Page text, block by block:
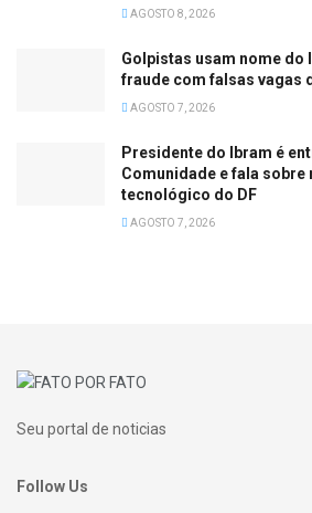
AGOSTO 8, 2026
Golpistas usam nome do
fraude com falsas vagas
AGOSTO 7, 2026
Presidente do Ibram é
Comunidade e fala
tecnológico do DF
AGOSTO 7, 2026
Seu portal de noticias
Follow Us